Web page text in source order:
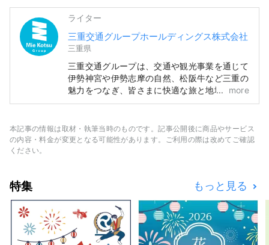
ライター
三重交通グループホールディングス株式会社
三重県
三重交通グループは、交通や観光事業を通じて
伊勢神宮や伊勢志摩の自然、松阪牛など三重の
魅力をつなぎ、皆さまに快適な旅と地域の情報
をお届けします。
more
本記事の情報は取材・執筆当時のものです。記事公開後に商品やサービス
の内容・料金が変更となる可能性があります。ご利用の際は改めてご確認
ください。
特集 もっと見る